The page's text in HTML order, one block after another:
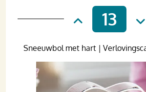
13
Sneeuwbol met hart |